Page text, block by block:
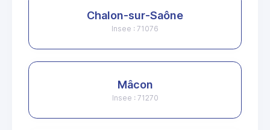
Chalon-sur-Saône
Insee : 71076
Mâcon
Insee : 71270